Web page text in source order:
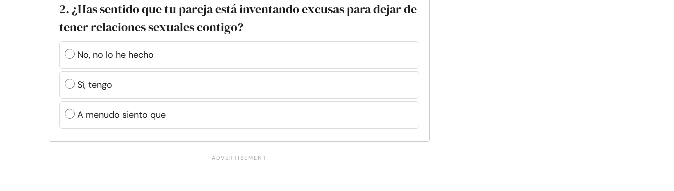
2. ¿Has sentido que tu pareja está inventando excusas para dejar de
tener relaciones sexuales contigo?
No, no lo he hecho
Sí, tengo
A menudo siento que